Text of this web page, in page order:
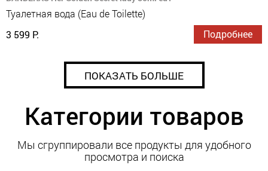
Туалетная вода (Eau de Toilette)
3 599 Р.
Подробнее
ПОКАЗАТЬ БОЛЬШЕ
Категории товаров
Мы сгруппировали все продукты для удобного
просмотра и поиска